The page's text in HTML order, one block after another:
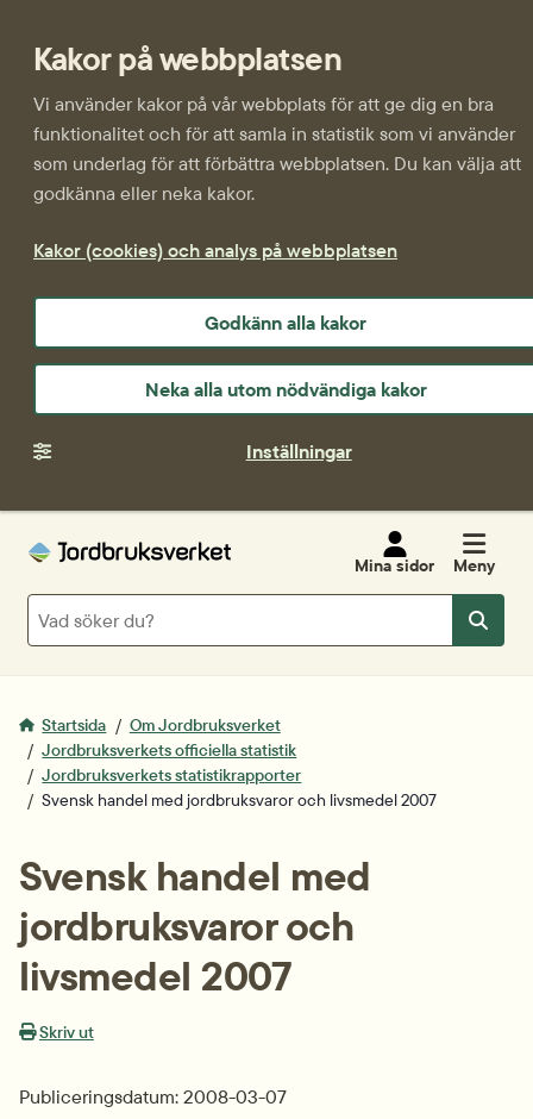
Kakor på webbplatsen
Vi använder kakor på vår webbplats för att ge dig en bra
funktionalitet och för att samla in statistik som vi använder
som underlag för att förbättra webbplatsen. Du kan välja att
godkänna eller neka kakor.
Kakor (cookies) och analys på webbplatsen
Godkänn alla kakor
Neka alla utom nödvändiga kakor
Inställningar
Mina sidor Meny
Sök
Sök
Startsida
Om Jordbruksverket
Jordbruksverkets officiella statistik
Jordbruksverkets statistikrapporter
Svensk handel med jordbruksvaror och livsmedel 2007
Svensk handel med
jordbruksvaror och
livsmedel 2007
Skriv ut
Publiceringsdatum: 2008-03-07